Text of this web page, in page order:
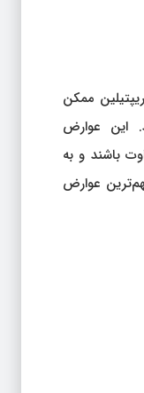
ممکن
این عوارض
باشند و به
عوارض